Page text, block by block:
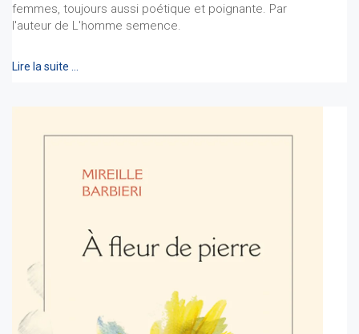
femmes, toujours aussi poétique et poignante. Par
l'auteur de L'homme semence.
Lire la suite …